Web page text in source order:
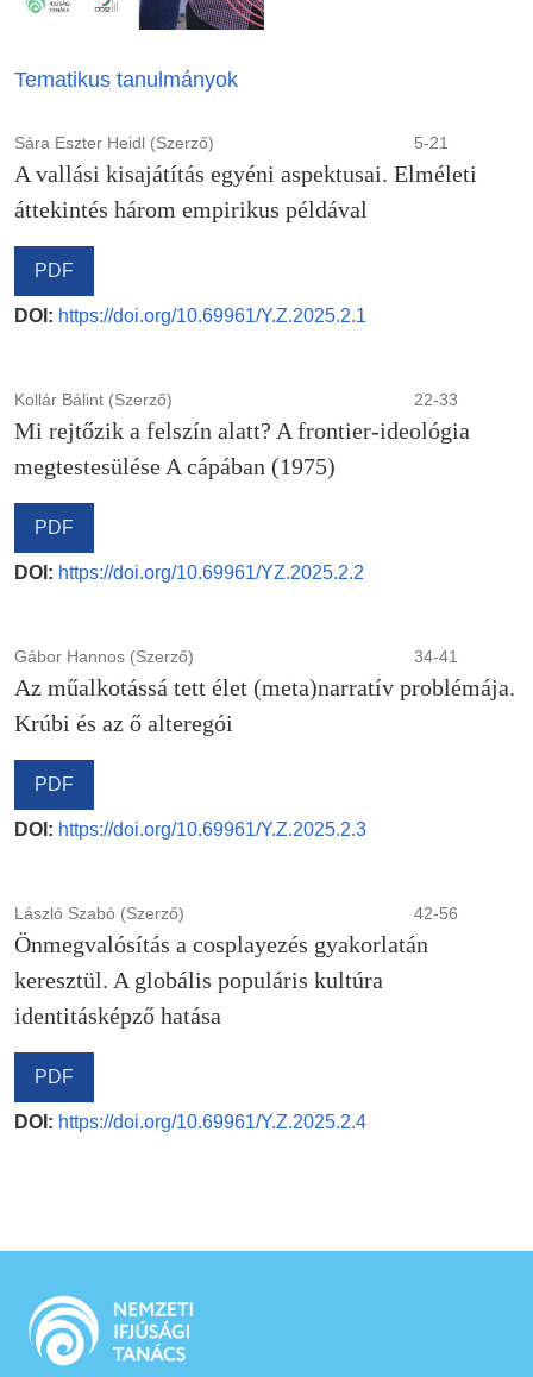
Tematikus tanulmányok
Sára Eszter Heidl (Szerző) 5-21
A vallási kisajátítás egyéni aspektusai. Elméleti
áttekintés három empirikus példával
PDF
DOI: https://doi.org/10.69961/Y.Z.2025.2.1
Kollár Bálint (Szerző) 22-33
Mi rejtőzik a felszín alatt? A frontier-ideológia
megtestesülése A cápában (1975)
PDF
DOI: https://doi.org/10.69961/YZ.2025.2.2
Gábor Hannos (Szerző) 34-41
Az műalkotássá tett élet (meta)narratív problémája.
Krúbi és az ő alteregói
PDF
DOI: https://doi.org/10.69961/Y.Z.2025.2.3
László Szabó (Szerző) 42-56
Önmegvalósítás a cosplayezés gyakorlatán
keresztül. A globális populáris kultúra
identitásképző hatása
PDF
DOI: https://doi.org/10.69961/Y.Z.2025.2.4